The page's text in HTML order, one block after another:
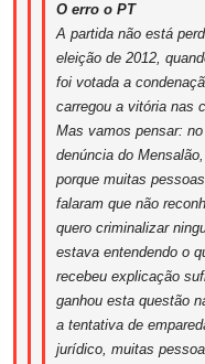
O erro o PT
A partida não está
eleição de 2012,
foi votada a
carregou a vitória nas
Mas vamos pensar:
denúncia do
porque muitas
falaram que não
quero criminalizar
estava entendendo o
recebeu explicação
ganhou esta questão
a tentativa de
jurídico, muitas